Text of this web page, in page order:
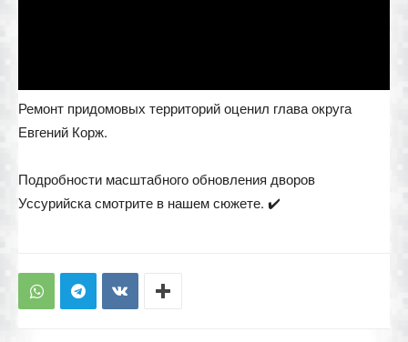
Ремонт придомовых территорий оценил глава округа
Евгений Корж.
Подробности масштабного обновления дворов
Уссурийска смотрите в нашем сюжете. ✔️